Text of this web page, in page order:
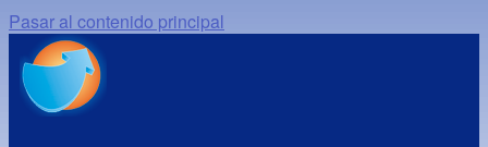
Pasar al contenido principal